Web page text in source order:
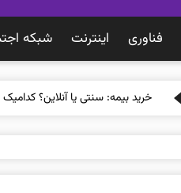
فناوری اينترنت شبكه
خرید بیمه: